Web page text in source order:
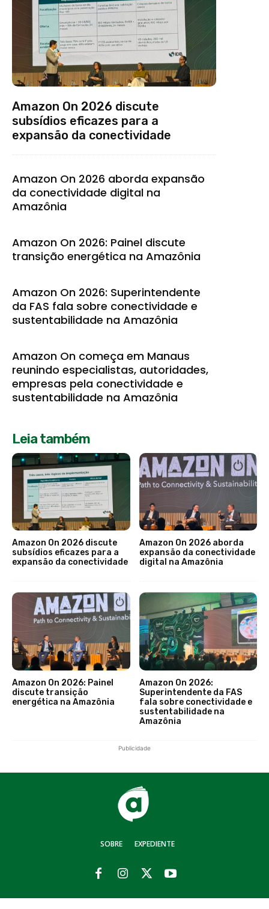
Amazon On 2026 discute
subsídios eficazes para a
expansão da conectividade
Amazon On 2026 aborda expansão
da conectividade digital na
Amazônia
Amazon On 2026: Painel discute
transição energética na Amazônia
Amazon On 2026: Superintendente
da FAS fala sobre conectividade e
sustentabilidade na Amazônia
Amazon On começa em Manaus
reunindo especialistas, autoridades,
empresas pela conectividade e
sustentabilidade na Amazônia
Leia também
Amazon On 2026 discute
subsídios eficazes para a
expansão da conectividade
Amazon On 2026 aborda
expansão da conectividade
digital na Amazônia
Amazon On 2026: Painel
discute transição
energética na Amazônia
Amazon On 2026:
Superintendente da FAS
fala sobre conectividade e
sustentabilidade na
Amazônia
Publicidade
SOBRE EXPEDIENTE